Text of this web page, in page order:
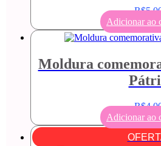
R$
Adicionar ao
Moldura
R$
Adicionar ao